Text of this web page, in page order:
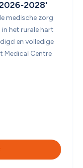
2028'
medische zorg
in het rurale hart
en volledige
Medical Centre